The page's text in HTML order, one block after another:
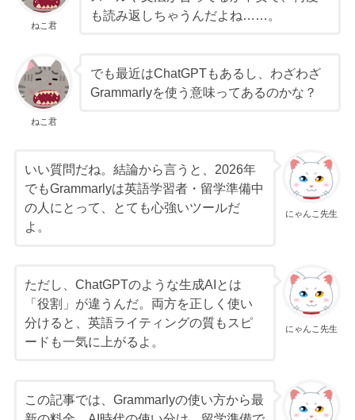
ねこ君
も読み返しちゃうんだよね……。
ねこ君
でも最近はChatGPTもあるし、わざわざ
Grammarlyを使う意味ってあるのかな？
にゃんこ先生
いい質問だね。結論から言うと、2026年
でもGrammarlyは英語学習者・留学準備中
の人にとって、とても心強いツールだ
よ。
にゃんこ先生
ただし、ChatGPTのような生成AIとは
「役割」が違うんだ。両方を正しく使い
分けると、英語ライティングの質もスピ
ードも一気に上がるよ。
この記事では、Grammarlyの使い方から最